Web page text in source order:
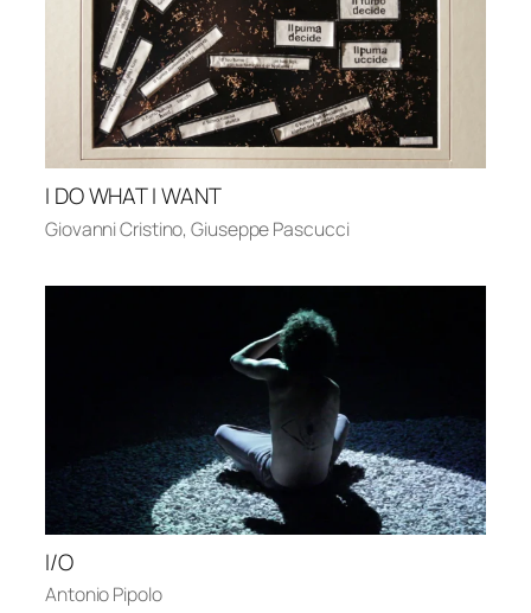
I DO WHAT I WANT
Giovanni Cristino,Giuseppe Pascucci
I/O
Antonio Pipolo